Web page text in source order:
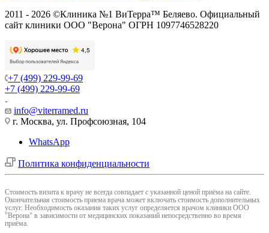
2011 - 2026 ©Клиника №1 ВиТерра™ Беляево. Официальный
сайт клиники ООО "Верона" ОГРН 1097746528220
+7 (499) 229-99-69
+7 (499) 229-99-69
info@viterramed.ru
г. Москва, ул. Профсоюзная, 104
WhatsApp
Политика конфиденциальности
Cтоимость визита к врачу не всегда совпадает с указанной ценой приёма на сайте.
Окончательная стоимость приема врача может включать стоимость дополнительных
услуг. Необходимость оказания таких услуг определяется врачом клиники ООО
"Верона" в зависимости от медицинских показаний непосредственно во время
приёма.